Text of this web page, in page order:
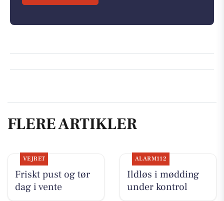
FLERE ARTIKLER
VEJRET
Friskt pust og tør
dag i vente
ALARM112
Ildløs i mødding
under kontrol